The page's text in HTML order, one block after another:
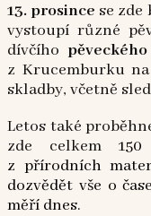
13. prosince se zde
vystoupí různé
dívčího
z Krucemburku
skladby, včetně
Letos také
zde celkem150
z přírodních
dozvědět vše o
měří dnes.